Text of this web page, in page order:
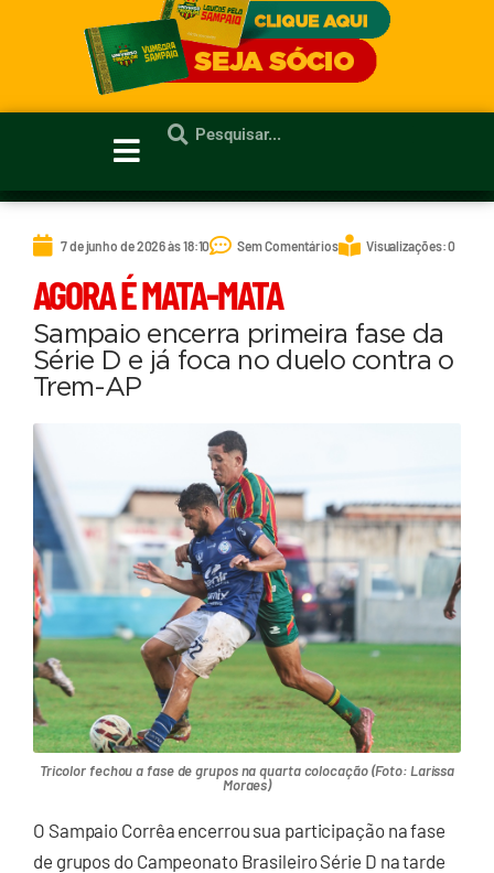
7 de junho de 2026 às 18:10 Sem Comentários Visualizações: 0
AGORA É MATA-MATA
Sampaio encerra primeira fase da
Série D e já foca no duelo contra o
Trem-AP
Tricolor fechou a fase de grupos na quarta colocação (Foto: Larissa
Moraes)
O Sampaio Corrêa encerrou sua participação na fase
de grupos do Campeonato Brasileiro Série D na tarde